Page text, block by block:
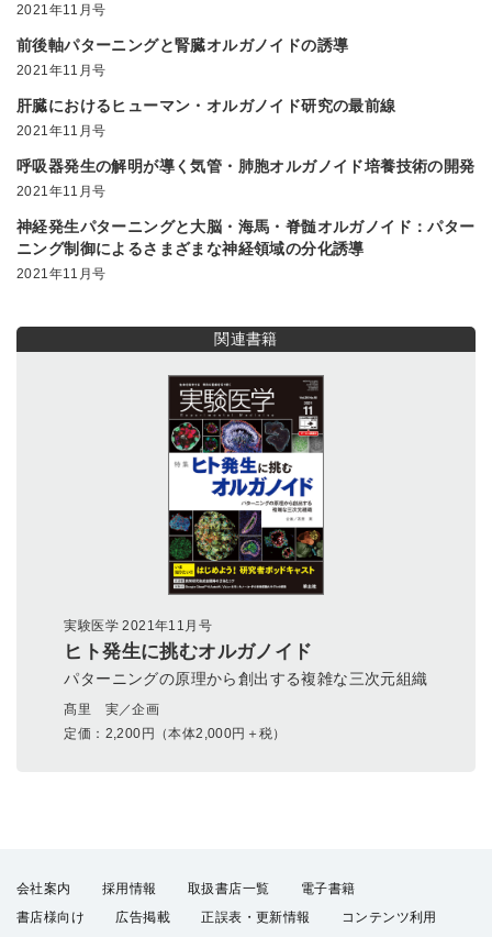
2021年11月号
前後軸パターニングと腎臓オルガノイドの誘導
2021年11月号
肝臓におけるヒューマン・オルガノイド研究の最前線
2021年11月号
呼吸器発生の解明が導く気管・肺胞オルガノイド培養技術の開発
2021年11月号
神経発生パターニングと大脳・海馬・脊髄オルガノイド：パター
ニング制御によるさまざまな神経領域の分化誘導
2021年11月号
関連書籍
実験医学 2021年11月号
ヒト発生に挑むオルガノイド
パターニングの原理から創出する複雑な三次元組織
髙里 実／企画
定価： 2,200 円（本体2,000円＋税）
会社案内 採用情報 取扱書店一覧
電子書籍
書店様向け
広告掲載 正誤表・更新情報 コンテンツ利用